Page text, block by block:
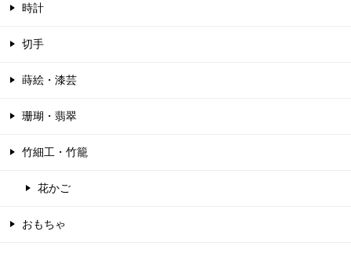
時計
切手
蒔絵・漆芸
珊瑚・翡翠
竹細工・竹籠
花かご
おもちゃ